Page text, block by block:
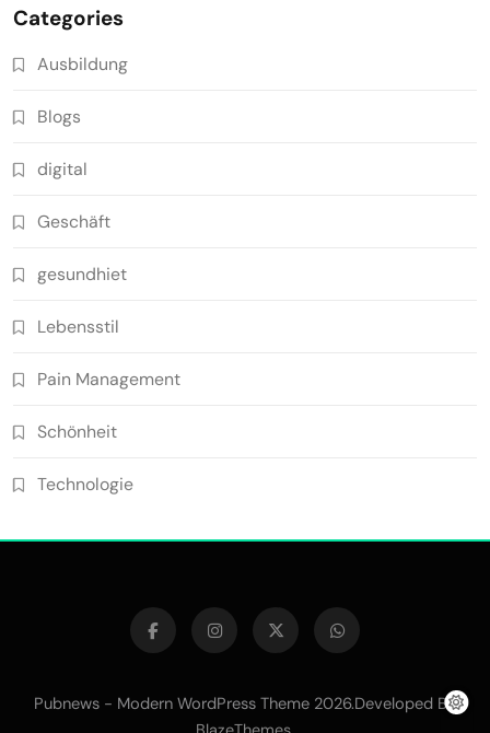
Categories
Ausbildung
Blogs
digital
Geschäft
gesundhiet
Lebensstil
Pain Management
Schönheit
Technologie
Pubnews - Modern WordPress Theme 2026.Developed By